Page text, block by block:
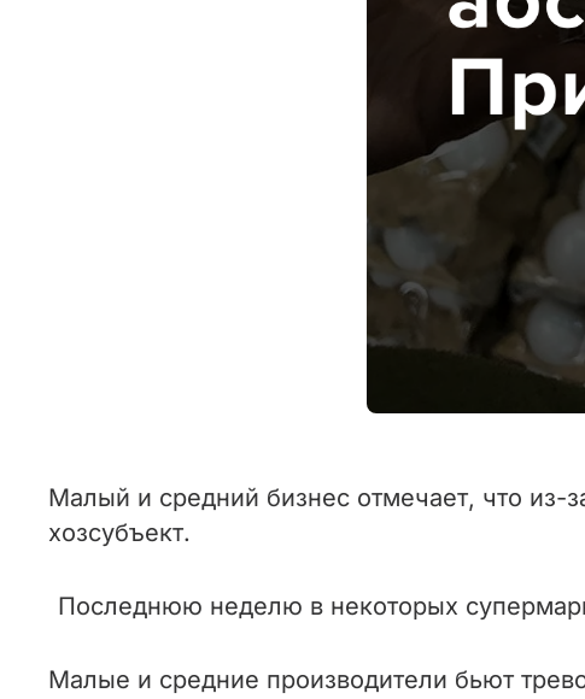
Малый и средний бизнес отмечает, что
хозсубъект.
Последнюю неделю в некоторых
Малые и средние производители бьют